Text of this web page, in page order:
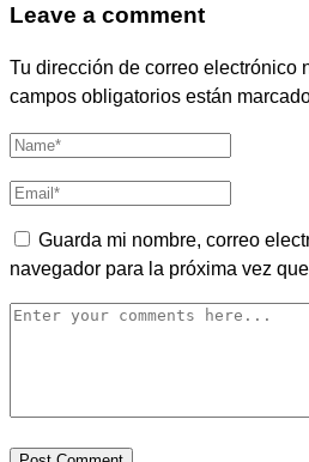
Leave a comment
Tu dirección de correo electrónico
campos obligatorios están
Guarda mi nombre, correo
navegador para la próxima vez